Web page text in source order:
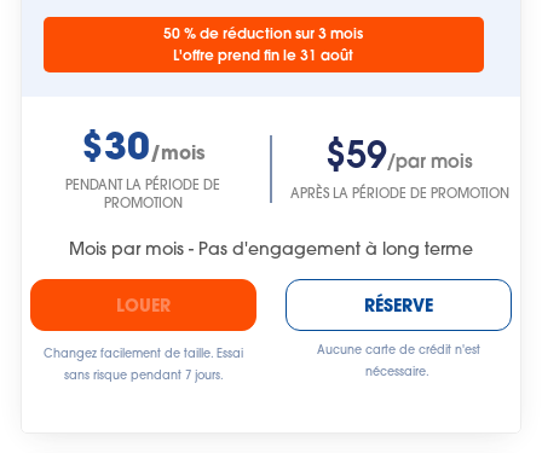
50 % de réduction sur 3 mois
L'offre prend fin le 31 août
$30/mois
PENDANT LA PÉRIODE DE
PROMOTION
$59/par mois
APRÈS LA PÉRIODE DE PROMOTION
Mois par mois - Pas d'engagement à long terme
LOUER
Changez facilement de taille. Essai
sans risque pendant 7 jours.
RÉSERVE
Aucune carte de crédit n'est
nécessaire.